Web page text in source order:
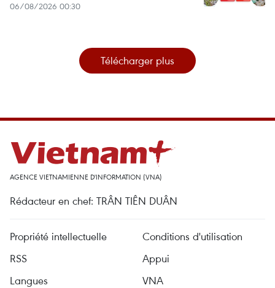
06/08/2026 00:30
Télécharger plus
AGENCE VIETNAMIENNE D'INFORMATION (VNA)
Rédacteur en chef: TRÂN TIÊN DUÂN
Propriété intellectuelle
Conditions d'utilisation
RSS
Appui
Langues
VNA